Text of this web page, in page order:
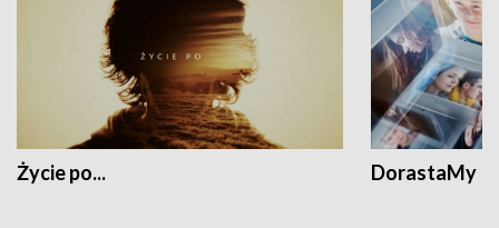
Życie po... DorastaMy